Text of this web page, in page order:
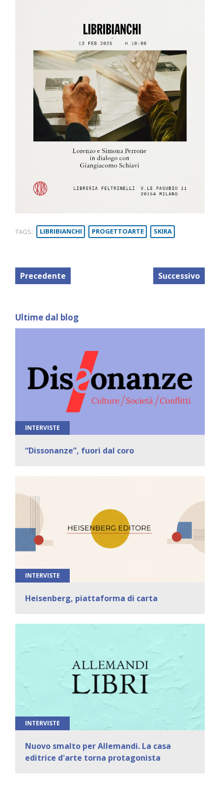
TAGS: LIBRIBIANCHI PROGETTOARTE SKIRA
Precedente Successivo
Ultime dal blog
INTERVISTE
“Dissonanze”, fuori dal coro
INTERVISTE
Heisenberg, piattaforma di carta
INTERVISTE
Nuovo smalto per Allemandi. La casa
editrice d'arte torna protagonista